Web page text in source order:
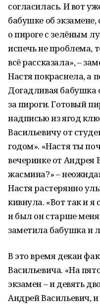
согласилась. И вот
бабушке об
о пироге с зелёным
испечь не проблема,
всё рассказала», –
Настя покраснела, а
Догадливая бабушка
за пироги. Готовый
надписью из ягод
Васильевичу от
годом». «Настя ты
вечеринке от Андрея
жасмина?» –
Настя растерянно
кивнула. «Вот так и я
и был он старше меня
заметила бабушка и
В это время декан
Васильевича. «На
экзамен – и девять
Андрей Васильевич,